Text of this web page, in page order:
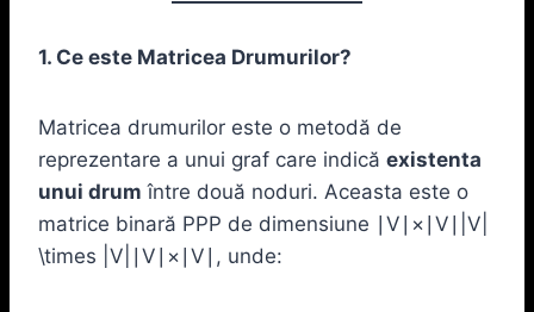
1. Ce este Matricea Drumurilor?
Matricea drumurilor este o metodă de
reprezentare a unui graf care indică existenta
unui drum între două noduri. Aceasta este o
matrice binară PPP de dimensiune ∣V∣×∣V∣|V|
\times |V|∣V∣×∣V∣, unde: